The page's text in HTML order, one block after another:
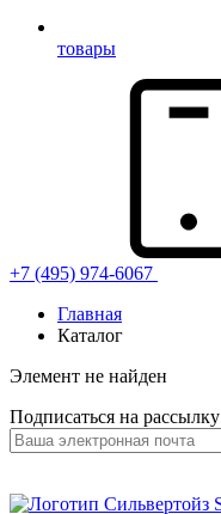
товары
+7 (495) 974-6067
Главная
Каталог
Элемент не найден
Подписаться на рассылку